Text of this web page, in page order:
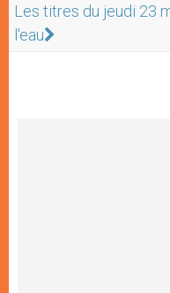
Les titres du jeudi 23
l'eau